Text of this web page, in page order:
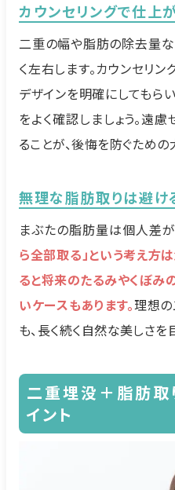
カウンセリングで仕上
二重の幅や脂肪の除去量
く左右します。カウンセリ
デザインを明確にしてもら
をよく確認しましょう。遠
ることが、後悔を防ぐための
無理な脂肪取りは避け
まぶたの脂肪量は個人差が
ら全部取る」という考え方
ると将来のたるみやくぼみ
いケースもあります。理想
も、長く続く自然な美しさを
二重埋没＋脂肪取
イント